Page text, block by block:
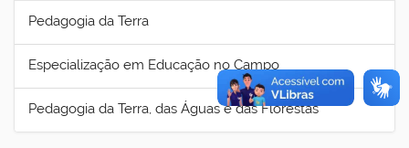
Pedagogia da Terra
Especialização em Educação no Campo
Pedagogia da Terra, das Águas e das Florestas